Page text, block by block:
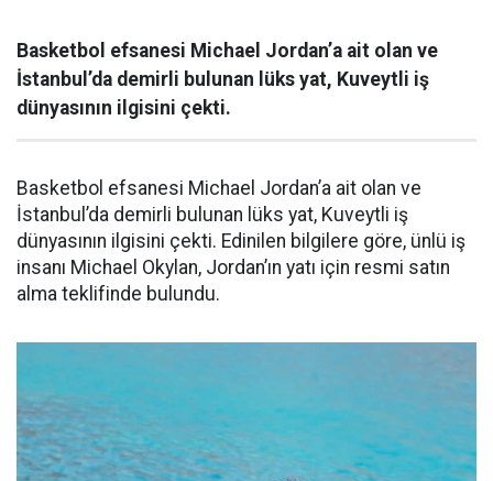
Basketbol efsanesi Michael Jordan’a ait olan ve
İstanbul’da demirli bulunan lüks yat, Kuveytli iş
dünyasının ilgisini çekti.
Basketbol efsanesi Michael Jordan’a ait olan ve
İstanbul’da demirli bulunan lüks yat, Kuveytli iş
dünyasının ilgisini çekti. Edinilen bilgilere göre, ünlü iş
insanı Michael Okylan, Jordan’ın yatı için resmi satın
alma teklifinde bulundu.